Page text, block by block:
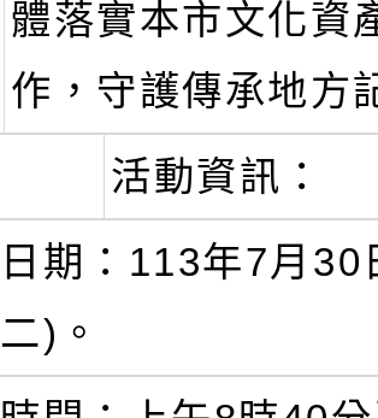
體落實本市文化資
作，守護傳承地方
活動資訊：
日期：113年7月30
二)。